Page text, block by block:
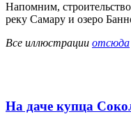
Напомним,
реку Самару и озеро
Все иллюстрации отсюда
На даче купца